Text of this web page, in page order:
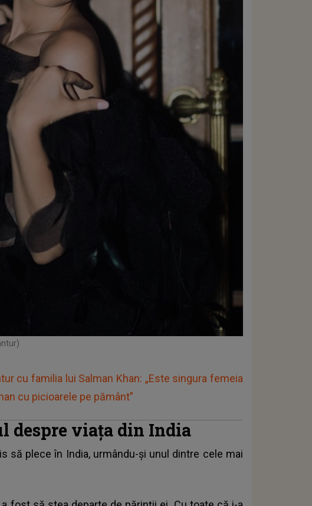
cu familia lui Salman Khan: „Este singura femeia
cu picioarele pe pământ”
despre viața din India
să plece în India, urmându-și unul dintre cele mai